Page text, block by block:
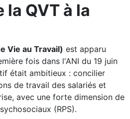
la QVT à la
Vie au Travail) est apparu
fois dans l'ANI du 19 juin
était ambitieux : concilier
de travail des salariés et
avec une forte dimension de
(RPS).